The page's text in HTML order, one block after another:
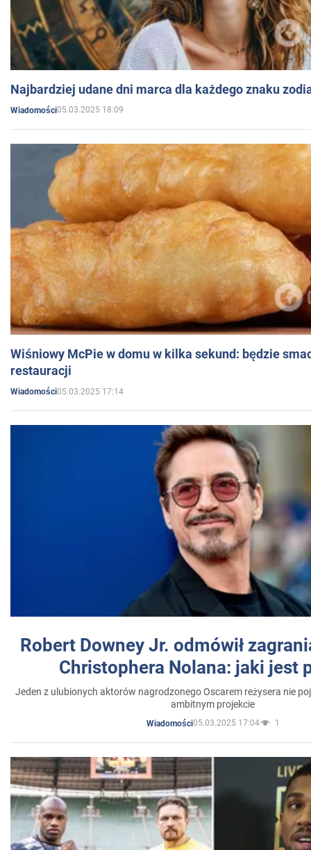
Najbardziej udane dni marca dla każdego znaku
Wiadomości05.03.2025 18:09
Wiśniowy McPie w domu w kilka sekund: będzie
restauracji
Wiadomości05.03.2025 17:14
Robert Downey Jr. odmówił
Christophera Nolana: jaki jest
Jeden z ulubionych aktorów nagrodzonego Oscarem reżysera nie
ambitnym projekcie
Wiadomości05.03.2025 17:04 1